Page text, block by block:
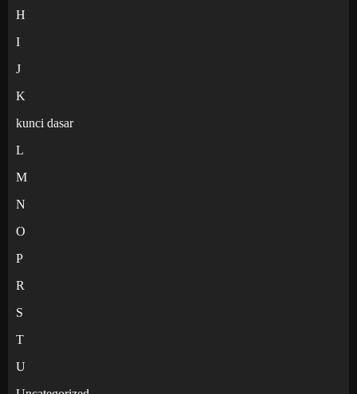
H
I
J
K
kunci dasar
L
M
N
O
P
R
S
T
U